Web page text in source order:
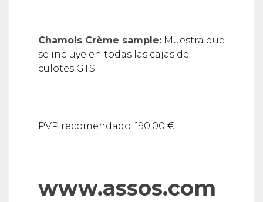
Chamois Crème sample: Muestra que
se incluye en todas las cajas de
culotes GTS.
PVP recomendado: 190,00 €
www.assos.com